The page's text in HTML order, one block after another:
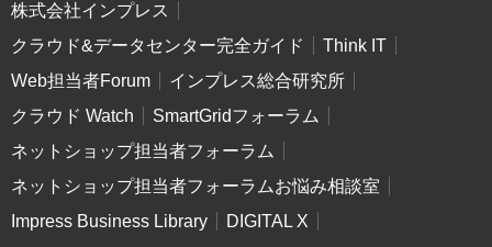
株式会社インプレス
クラウド&データセンター完全ガイド
Think IT
Web担当者Forum
インプレス総合研究所
クラウド Watch
SmartGridフォーラム
ネットショップ担当者フォーラム
ネットショップ担当者フォーラムお悩み相談室
Impress Business Library
DIGITAL X